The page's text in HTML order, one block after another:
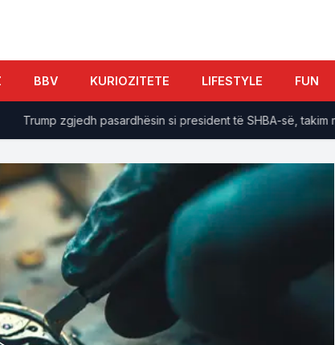
BBV KURIOZITETE LIFESTYLE FUN
Trump zgjedh pasardhësin si president të SHBA-së, takim me